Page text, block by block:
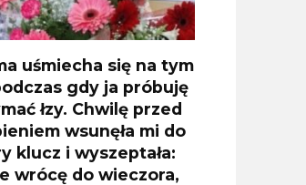
uśmiecha się na tym
gdy ja próbuję
łzy. Chwilę przed
wsunęła mi do
klucz i wyszeptała:
wrócę do wieczora,